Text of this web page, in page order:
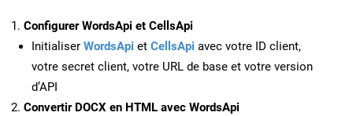
Configurer WordsApi et CellsApi
Initialiser WordsApi et CellsApi avec votre ID client,
votre secret client, votre URL de base et votre version
d’API
Convertir DOCX en HTML avec WordsApi